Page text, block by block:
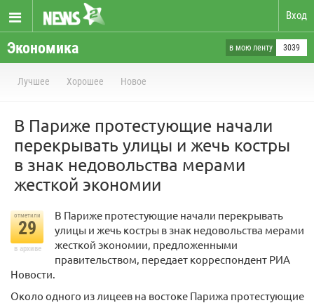
Вход
Экономика в мою ленту 3039
Лучшее Хорошее Новое
В Париже протестующие начали
перекрывать улицы и жечь костры
в знак недовольства мерами
жесткой экономии
отметили
29
в архиве
В Париже протестующие начали перекрывать
улицы и жечь костры в знак недовольства мерами
жесткой экономии, предложенными
правительством, передает корреспондент РИА
Новости.
Около одного из лицеев на востоке Парижа протестующие